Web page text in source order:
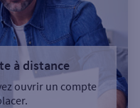
à distance
ouvrir un compte